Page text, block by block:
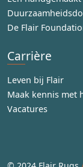
De Flair
Carrière
Leven bij Flair
Maak kennis met
Vacatures